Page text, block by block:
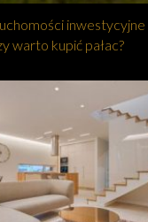
inwestycyjne
warto kupić pałac?